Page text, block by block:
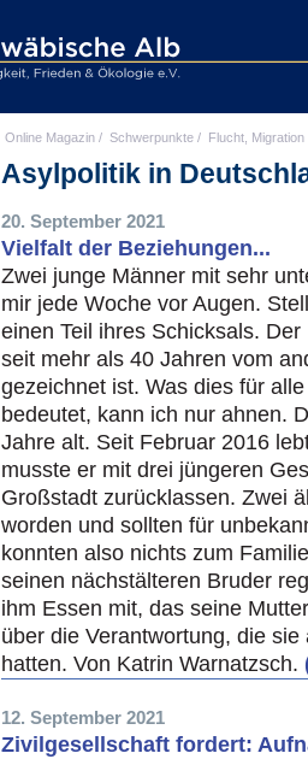
Online Magazin / Schwerpunkte / Flucht, Migration
Asylpolitik in
20. September 2021
Vielfalt der Beziehungen...
Zwei junge Männer mit sehr
mir jede Woche vor Augen.
einen Teil ihres Schicksals.
seit mehr als 40 Jahren vom
gezeichnet ist. Was dies für
bedeutet, kann ich nur ahnen.
Jahre alt. Seit Februar 2016
musste er mit drei jüngeren
Großstadt zurücklassen. Zwei
worden und sollten für
konnten also nichts zum
seinen nächstälteren Bruder
ihm Essen mit, das seine
über die Verantwortung, die
hatten. Von Katrin Warnatzsch.
12. September 2021
Zivilgesellschaft fordert: